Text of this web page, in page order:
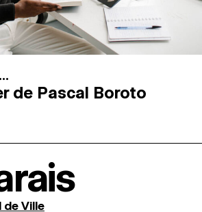
de Pascal Boroto
de Ville